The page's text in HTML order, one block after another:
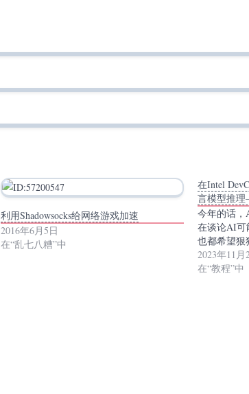
利用Shadowsocks给网络游戏加速
2016年6月5日
在“乱七八糟”中
在Intel
言模型推
今年的话
在谈论AI可
也都希望
2023年11月
在“教程”中